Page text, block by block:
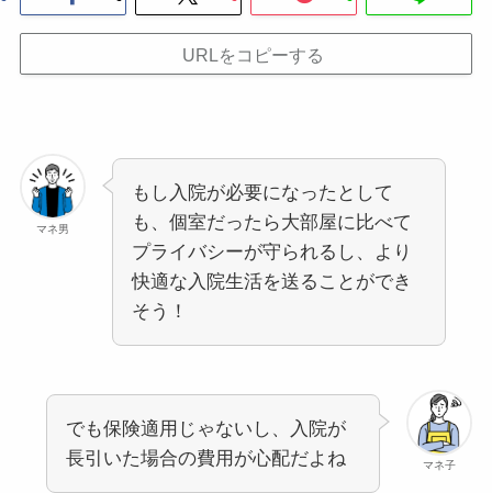
URLをコピーする
マネ男
もし入院が必要になったとして
も、個室だったら大部屋に比べて
プライバシーが守られるし、より
快適な入院生活を送ることができ
そう！
マネ子
でも保険適用じゃないし、入院が
長引いた場合の費用が心配だよね